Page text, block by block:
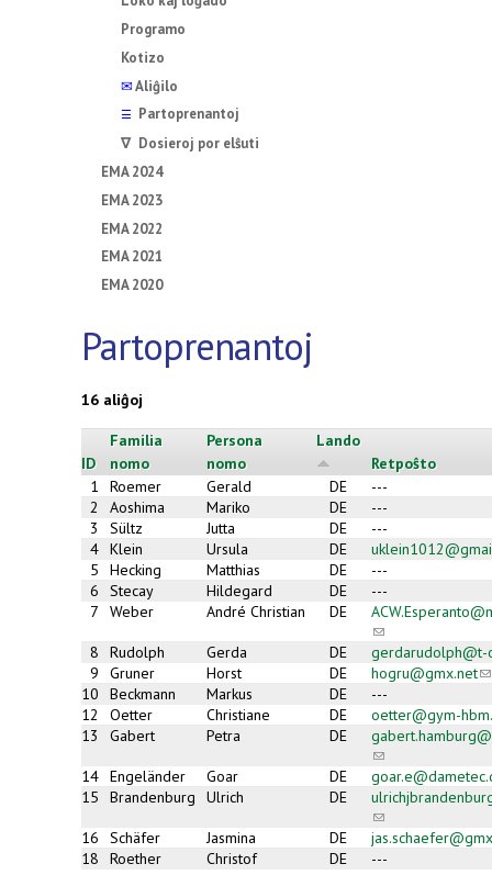
Programo
Kotizo
✉Aliĝilo
☰ Partoprenantoj
∇ Dosieroj por elŝuti
EMA 2024
EMA 2023
EMA 2022
EMA 2021
EMA 2020
Partoprenantoj
16 aliĝoj
ID
Familia
nomo
Persona
nomo
Lando
Retpoŝto
1
Roemer Gerald DE
---
2
Aoshima Mariko DE
---
3
Sültz Jutta DE
---
4 Klein Ursula DE
5
Hecking Matthias DE
---
6
Stecay Hildegard DE
---
7
Weber André Christian DE
(link
sends
e-
mail)
8 Rudolph Gerda DE
gerdarudolph@t-
9
Gruner Horst DE hogru@gmx.net
e-
10 Beckmann Markus DE
---
12
Oetter Christiane DE
oetter@gym-
13
Gabert Petra DE
(link
sends
e-
mail)
14 Engeländer Goar DE
15
Brandenburg Ulrich DE
(link
sends
e-
16 Schäfer Jasmina DE
18
Roether Christof DE ---